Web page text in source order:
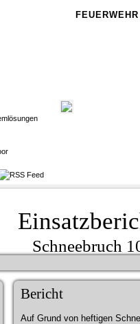
FEUERWEHR
Schneebruch
Bericht
Auf Grund von heftigen